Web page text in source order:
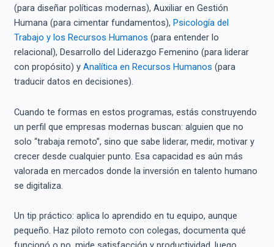
(para diseñar políticas modernas), Auxiliar en Gestión
Humana (para cimentar fundamentos), Psicología del
Trabajo y los Recursos Humanos (para entender lo
relacional), Desarrollo del Liderazgo Femenino (para liderar
con propósito) y Analítica en Recursos Humanos (para
traducir datos en decisiones).
Cuando te formas en estos programas, estás construyendo
un perfil que empresas modernas buscan: alguien que no
solo “trabaja remoto”, sino que sabe liderar, medir, motivar y
crecer desde cualquier punto. Esa capacidad es aún más
valorada en mercados donde la inversión en talento humano
se digitaliza.
Un tip práctico: aplica lo aprendido en tu equipo, aunque
pequeño. Haz piloto remoto con colegas, documenta qué